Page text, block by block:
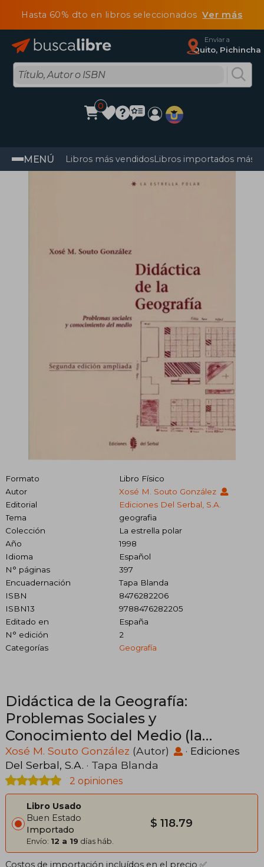
Hasta 60% dto en libros seleccionadosVer más
Enviar a
Quito, Pichincha
0
MENÚ Libros más vendidosLibros importados más
Formato
Libro Físico
Autor
Xosé M. Souto González
Editorial
Ediciones Del Serbal, S.A.
Tema
geografia
Colección
La estrella polar
Año
1998
Idioma
Español
N° páginas
397
Encuadernación
Tapa Blanda
ISBN
8476282206
ISBN13
9788476282205
Editado en
España
N° edición
2
Categorías
Geografía
Didáctica de la Geografía:
Problemas Sociales y
Conocimiento del Medio (la
Estrella Polar)
Xosé M. Souto González (Autor) · Ediciones
Del Serbal, S.A. · Tapa Blanda
2 opiniones
Libro Usado
Buen Estado
Importado
Envío: 12 a 19 días háb.
$ 118.79
Costos de importación incluídos en el precio ✅